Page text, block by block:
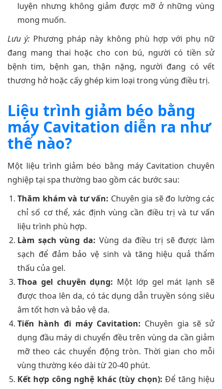
luyện nhưng không giảm được mỡ ở những vùng
mong muốn.
Lưu ý: Phương pháp này không phù hợp với phụ nữ
đang mang thai hoặc cho con bú, người có tiền sử
bệnh tim, bệnh gan, thận nặng, người đang có vết
thương hở hoặc cấy ghép kim loại trong vùng điều trị.
Liệu trình giảm béo bằng
máy Cavitation diễn ra như
thế nào?
Một liệu trình giảm béo bằng máy Cavitation chuyên
nghiệp tại spa thường bao gồm các bước sau:
Thăm khám và tư vấn: Chuyên gia sẽ đo lường các
chỉ số cơ thể, xác định vùng cần điều trị và tư vấn
liệu trình phù hợp.
Làm sạch vùng da: Vùng da điều trị sẽ được làm
sạch để đảm bảo vệ sinh và tăng hiệu quả thẩm
thấu của gel.
Thoa gel chuyên dụng: Một lớp gel mát lạnh sẽ
được thoa lên da, có tác dụng dẫn truyền sóng siêu
âm tốt hơn và bảo vệ da.
Tiến hành đi máy Cavitation: Chuyên gia sẽ sử
dụng đầu máy di chuyển đều trên vùng da cần giảm
mỡ theo các chuyển động tròn. Thời gian cho mỗi
vùng thường kéo dài từ 20-40 phút.
Kết hợp công nghệ khác (tùy chọn): Để tăng hiệu